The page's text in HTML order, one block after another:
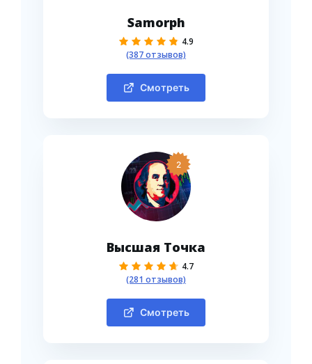
Samorph
4.9
(387 отзывов)
Смотреть
2
Высшая Точка
4.7
(281 отзывов)
Смотреть